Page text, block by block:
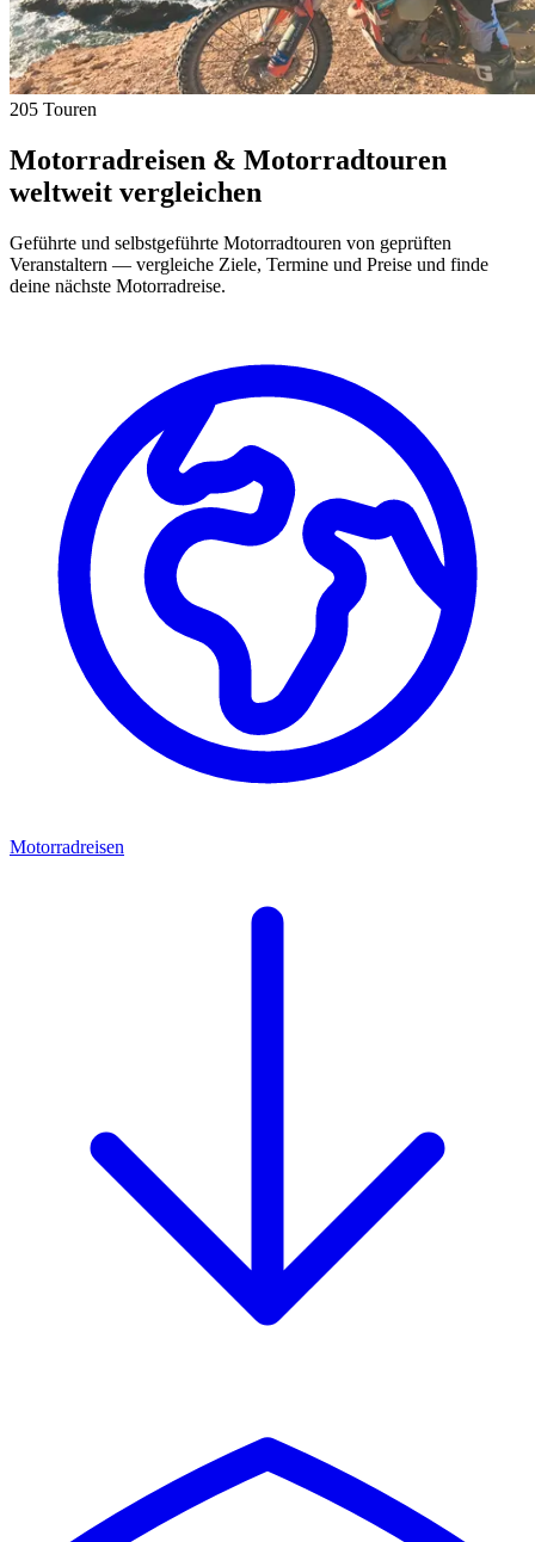
205 Touren
Motorradreisen & Motorradtouren
weltweit vergleichen
Geführte und selbstgeführte Motorradtouren von geprüften
Veranstaltern — vergleiche Ziele, Termine und Preise und finde
deine nächste Motorradreise.
Motorradreisen